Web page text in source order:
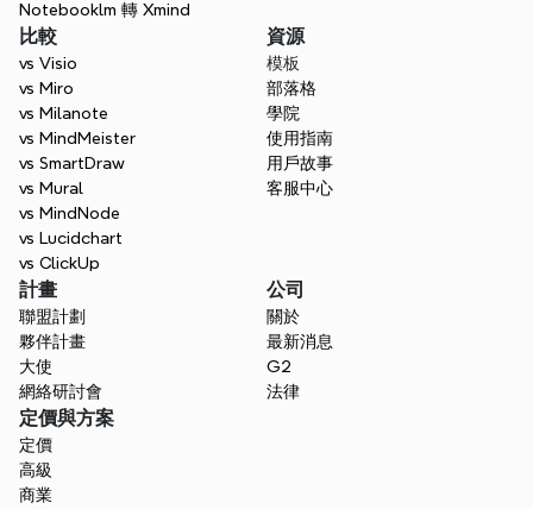
Notebooklm 轉 Xmind
比較
vs Visio
vs Miro
vs Milanote
vs MindMeister
vs SmartDraw
vs Mural
vs MindNode
vs Lucidchart
vs ClickUp
資源
模板
部落格
學院
使用指南
用戶故事
客服中心
計畫
聯盟計劃
夥伴計畫
大使
網絡研討會
公司
關於
最新消息
G2
法律
定價與方案
定價
高級
商業